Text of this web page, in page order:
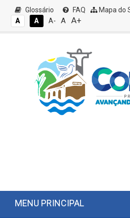
Glossário FAQ Mapa do
A
A A- A A+
MENU PRINCIPAL